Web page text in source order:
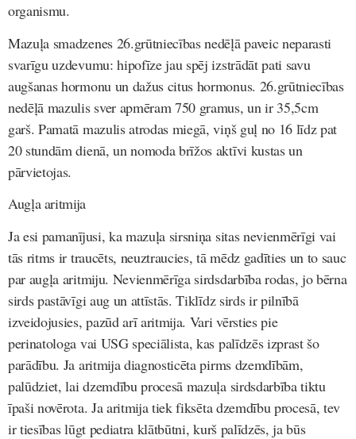
organismu.
Mazuļa smadzenes 26.grūtniecības nedēļā paveic neparasti
svarīgu uzdevumu: hipofīze jau spēj izstrādāt pati savu
augšanas hormonu un dažus citus hormonus. 26.grūtniecības
nedēļā mazulis sver apmēram 750 gramus, un ir 35,5cm
garš. Pamatā mazulis atrodas miegā, viņš guļ no 16 līdz pat
20 stundām dienā, un nomoda brīžos aktīvi kustas un
pārvietojas.
Augļa aritmija
Ja esi pamanījusi, ka mazuļa sirsniņa sitas nevienmērīgi vai
tās ritms ir traucēts, neuztraucies, tā mēdz gadīties un to sauc
par augļa aritmiju. Nevienmērīga sirdsdarbība rodas, jo bērna
sirds pastāvīgi aug un attīstās. Tiklīdz sirds ir pilnībā
izveidojusies, pazūd arī aritmija. Vari vērsties pie
perinatologa vai USG speciālista, kas palīdzēs izprast šo
parādību. Ja aritmija diagnosticēta pirms dzemdībām,
palūdziet, lai dzemdību procesā mazuļa sirdsdarbība tiktu
īpaši novērota. Ja aritmija tiek fiksēta dzemdību procesā, tev
ir tiesības lūgt pediatra klātbūtni, kurš palīdzēs, ja būs